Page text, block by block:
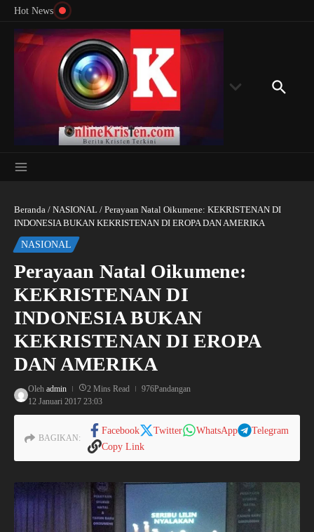
Lewati ke konten
Hot News
Beranda / NASIONAL / Perayaan Natal Oikumene: KEKRISTENAN DI
INDONESIA BUKAN KEKRISTENAN DI EROPA DAN AMERIKA
NASIONAL
Perayaan Natal Oikumene:
KEKRISTENAN DI
INDONESIA BUKAN
KEKRISTENAN DI EROPA
DAN AMERIKA
Oleh admin 2 Mins Read
976Pandangan
12 Januari 2017 23:03
BAGIKAN:
Facebook Twitter WhatsApp
Telegram
Copy Link